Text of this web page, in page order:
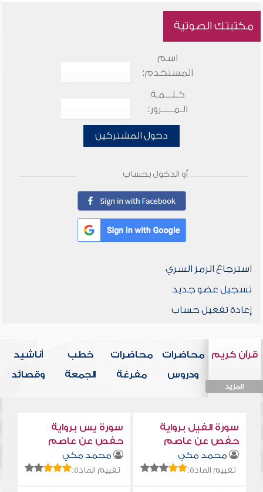
مكتبتك الصوتية
اسم
المستخدم:
كـلـــمـة
الـمـــــرور:
دخول المشتركين
أو الدخول بحساب
استرجاع الرمز السري
تسجيل عضو جديد
إعادة تفعيل حساب
قرآن كريم
المزيد
محاضرات
ودروس
محاضرات
مفرغة
خطب
الجمعة
أناشيد
وقصائد
سورة الفيل برواية
حفص عن عاصم
محمد مكي
تقييم المادة:
سورة يس برواية
حفص عن عاصم
محمد مكي
تقييم المادة: